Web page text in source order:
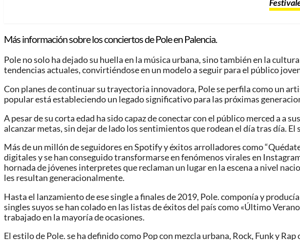
Más información sobre los conciertos de Pole en Palencia.
Pole no solo ha dejado su huella en la música urbana, sino también en la
tendencias actuales, convirtiéndose en un modelo a seguir para el público
Con planes de continuar su trayectoria innovadora, Pole se perfila como un
popular está estableciendo un legado significativo para las próximas
A pesar de su corta edad ha sido capaz de conectar con el público merced a a
alcanzar metas, sin dejar de lado los sentimientos que rodean el día tras día.
Más de un millón de seguidores en Spotify y éxitos arrolladores como
digitales y se han conseguido transformarse en fenómenos virales en
hornada de jóvenes interpretes que reclaman un lugar en la escena a nivel
les resultan generacionalmente.
Hasta el lanzamiento de ese single a finales de 2019, Pole. componía y
singles suyos se han colado en las listas de éxitos del país como «Último
trabajado en la mayoría de ocasiones.
El estilo de Pole. se ha definido como Pop con mezcla urbana, Rock, Funk y